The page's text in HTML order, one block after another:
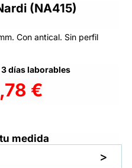
(NA415)
Con antical. Sin perfil
días laborables
€
medida